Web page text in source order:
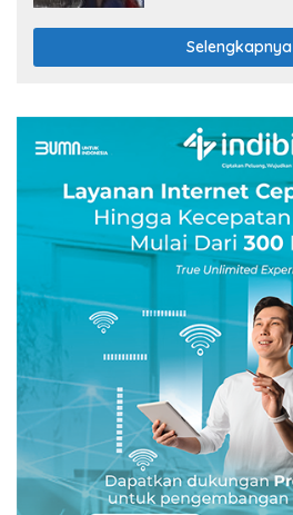
Selengkapnya